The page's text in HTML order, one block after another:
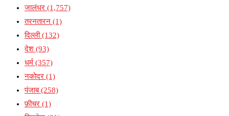
जालंधर (1,757)
तरनतारन (1)
दिल्ली(132)
देश (93)
धर्म (357)
नकोदर (1)
पंजाब(258)
फ़ीचर (1)